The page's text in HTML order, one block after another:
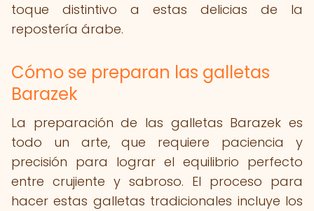
toque distintivo a estas delicias de la
repostería árabe.
Cómo se preparan las galletas
Barazek
La preparación de las galletas Barazek es
todo un arte, que requiere paciencia y
precisión para lograr el equilibrio perfecto
entre crujiente y sabroso. El proceso para
hacer estas galletas tradicionales incluye los